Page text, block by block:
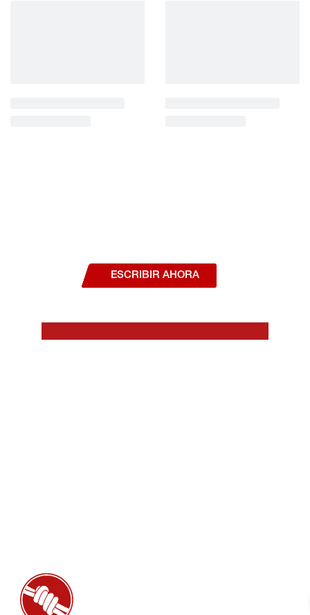
ESCRIBIR AHORA